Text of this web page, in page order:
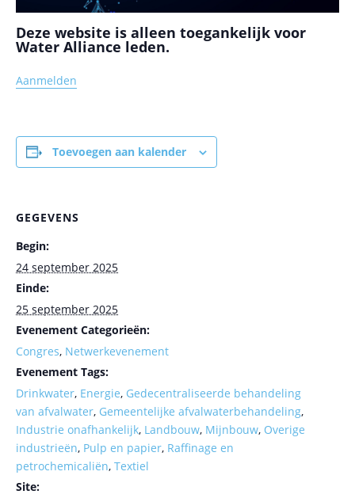
Deze website is alleen toegankelijk voor
Water Alliance leden.
Aanmelden
Toevoegen aan kalender
GEGEVENS
Begin:
24 september 2025
Einde:
25 september 2025
Evenement Categorieën:
Congres, Netwerkevenement
Evenement Tags:
Drinkwater, Energie, Gedecentraliseerde behandeling
van afvalwater, Gemeentelijke afvalwaterbehandeling,
Industrie onafhankelijk, Landbouw, Mijnbouw, Overige
industrieën, Pulp en papier, Raffinage en
petrochemicaliën, Textiel
Site: